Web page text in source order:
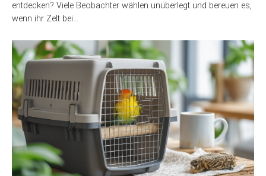
entdecken? Viele Beobachter wählen unüberlegt und bereuen es,
wenn ihr Zelt bei…